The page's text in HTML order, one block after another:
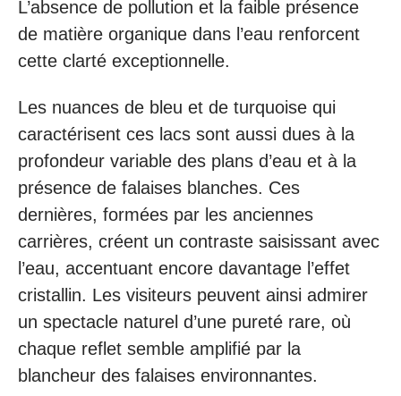
L’absence de pollution et la faible présence
de matière organique dans l’eau renforcent
cette clarté exceptionnelle.
Les nuances de bleu et de turquoise qui
caractérisent ces lacs sont aussi dues à la
profondeur variable des plans d’eau et à la
présence de falaises blanches. Ces
dernières, formées par les anciennes
carrières, créent un contraste saisissant avec
l’eau, accentuant encore davantage l’effet
cristallin. Les visiteurs peuvent ainsi admirer
un spectacle naturel d’une pureté rare, où
chaque reflet semble amplifié par la
blancheur des falaises environnantes.